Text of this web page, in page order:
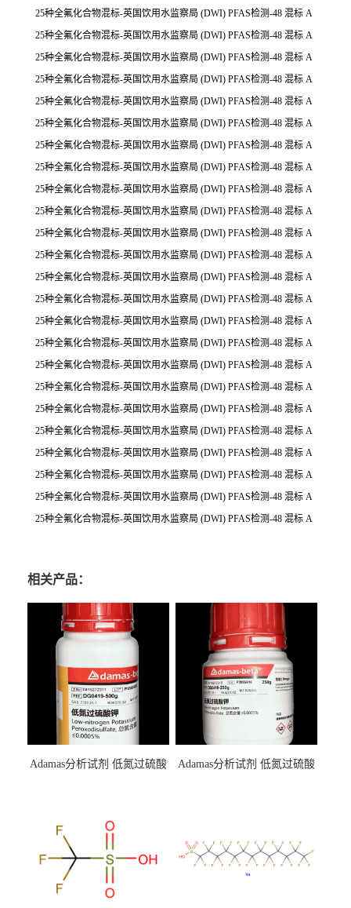
25种全氟化合物混标-英国饮用水监察局 (DWI) PFAS检测-48 混标 A
25种全氟化合物混标-英国饮用水监察局 (DWI) PFAS检测-48 混标 A
25种全氟化合物混标-英国饮用水监察局 (DWI) PFAS检测-48 混标 A
25种全氟化合物混标-英国饮用水监察局 (DWI) PFAS检测-48 混标 A
25种全氟化合物混标-英国饮用水监察局 (DWI) PFAS检测-48 混标 A
25种全氟化合物混标-英国饮用水监察局 (DWI) PFAS检测-48 混标 A
25种全氟化合物混标-英国饮用水监察局 (DWI) PFAS检测-48 混标 A
25种全氟化合物混标-英国饮用水监察局 (DWI) PFAS检测-48 混标 A
25种全氟化合物混标-英国饮用水监察局 (DWI) PFAS检测-48 混标 A
25种全氟化合物混标-英国饮用水监察局 (DWI) PFAS检测-48 混标 A
25种全氟化合物混标-英国饮用水监察局 (DWI) PFAS检测-48 混标 A
25种全氟化合物混标-英国饮用水监察局 (DWI) PFAS检测-48 混标 A
25种全氟化合物混标-英国饮用水监察局 (DWI) PFAS检测-48 混标 A
25种全氟化合物混标-英国饮用水监察局 (DWI) PFAS检测-48 混标 A
25种全氟化合物混标-英国饮用水监察局 (DWI) PFAS检测-48 混标 A
25种全氟化合物混标-英国饮用水监察局 (DWI) PFAS检测-48 混标 A
25种全氟化合物混标-英国饮用水监察局 (DWI) PFAS检测-48 混标 A
25种全氟化合物混标-英国饮用水监察局 (DWI) PFAS检测-48 混标 A
25种全氟化合物混标-英国饮用水监察局 (DWI) PFAS检测-48 混标 A
25种全氟化合物混标-英国饮用水监察局 (DWI) PFAS检测-48 混标 A
25种全氟化合物混标-英国饮用水监察局 (DWI) PFAS检测-48 混标 A
25种全氟化合物混标-英国饮用水监察局 (DWI) PFAS检测-48 混标 A
25种全氟化合物混标-英国饮用水监察局 (DWI) PFAS检测-48 混标 A
25种全氟化合物混标-英国饮用水监察局 (DWI) PFAS检测-48 混标 A
相关产品：
Adamas分析试剂 低氮过硫酸
（泰坦现货供应）
Adamas分析试剂 低氮过硫酸